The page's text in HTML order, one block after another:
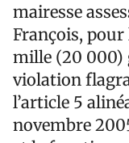
mairesse
François,
mille (20 000)
violation
l’article 5
novembre